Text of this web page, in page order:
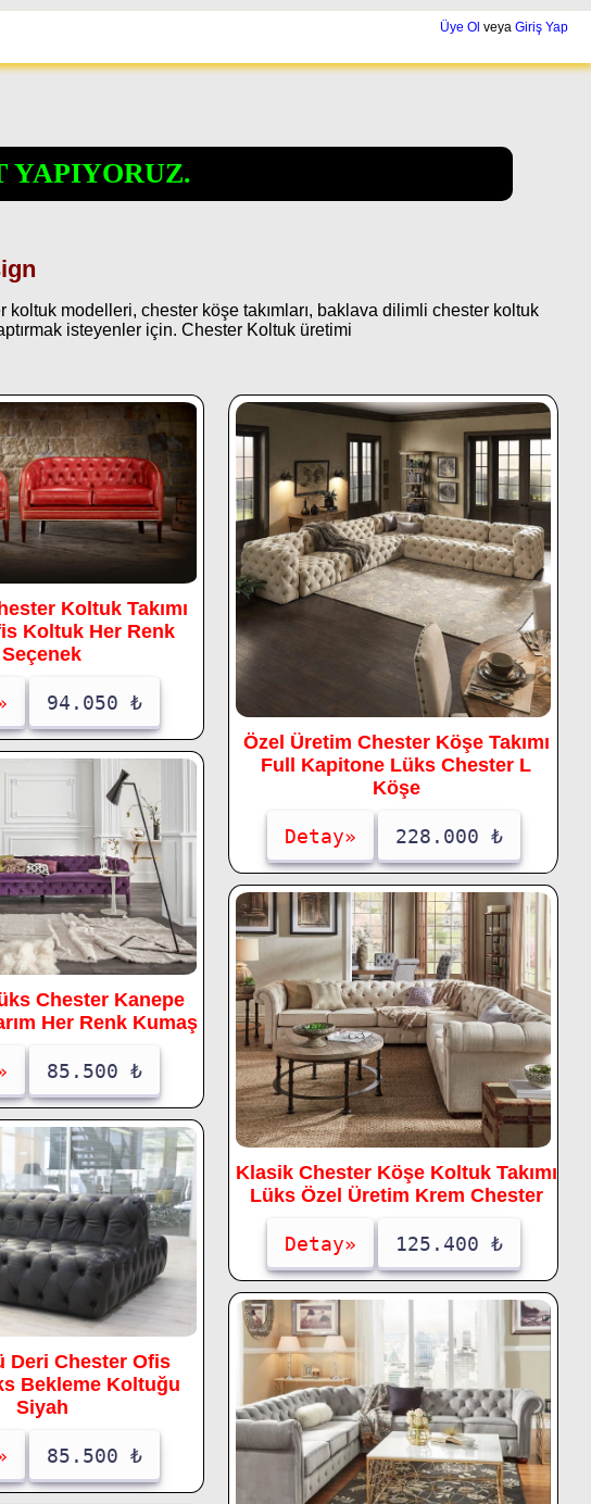
Üye Ol veya Giriş Yap
YAPIYORUZ.
modelleri, chester köşe takımları, baklava dilimli chester koltuk
isteyenler için. Chester Koltuk üretimi
Koltuk Takımı
Koltuk Her Renk
Seçenek
94.050 ₺
Chester Kanepe
Her Renk Kumaş
85.500 ₺
Deri Chester Ofis
Bekleme Koltuğu
Siyah
85.500 ₺
Özel Üretim Chester Köşe Takımı
Full Kapitone Lüks Chester L
Köşe
Detay» 228.000 ₺
Klasik Chester Köşe Koltuk Takımı
Lüks Özel Üretim Krem Chester
Detay» 125.400 ₺